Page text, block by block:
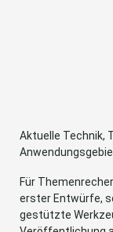
Aktuelle Technik,
Für
erster Entwürfe,
gestützte